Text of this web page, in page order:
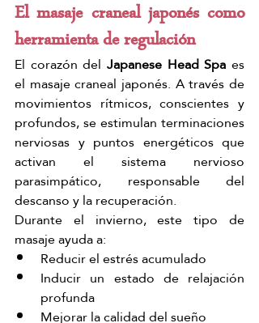
El masaje craneal japonés como
herramienta de regulación
El corazón del Japanese Head Spa es
el masaje craneal japonés. A través de
movimientos rítmicos, conscientes y
profundos, se estimulan terminaciones
nerviosas y puntos energéticos que
activan el sistema nervioso
parasimpático, responsable del
descanso y la recuperación.
Durante el invierno, este tipo de
masaje ayuda a:
Reducir el estrés acumulado
Inducir un estado de relajación
profunda
Mejorar la calidad del sueño